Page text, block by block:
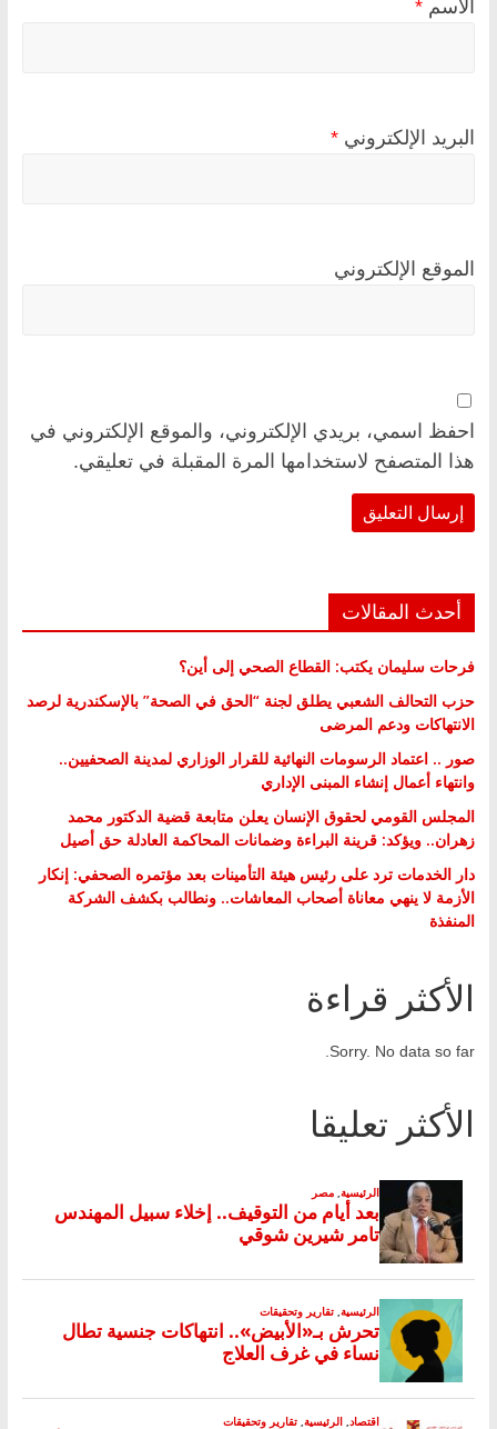
الاسم *
البريد الإلكتروني *
الموقع الإلكتروني
احفظ اسمي، بريدي الإلكتروني، والموقع الإلكتروني في
هذا المتصفح لاستخدامها المرة المقبلة في تعليقي.
أحدث المقالات
فرحات سليمان يكتب: القطاع الصحي إلى أين؟
حزب التحالف الشعبي يطلق لجنة “الحق في الصحة” بالإسكندرية لرصد
الانتهاكات ودعم المرضى
صور .. اعتماد الرسومات النهائية للقرار الوزاري لمدينة الصحفيين..
وانتهاء أعمال إنشاء المبنى الإداري
المجلس القومي لحقوق الإنسان يعلن متابعة قضية الدكتور محمد
زهران.. ويؤكد: قرينة البراءة وضمانات المحاكمة العادلة حق أصيل
دار الخدمات ترد على رئيس هيئة التأمينات بعد مؤتمره الصحفي: إنكار
الأزمة لا ينهي معاناة أصحاب المعاشات.. ونطالب بكشف الشركة
المنفذة
الأكثر قراءة
Sorry. No data so far.
الأكثر تعليقا